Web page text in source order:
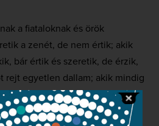
a fiataloknak és örök
a zenét, de nem értik; akik
bár értik és szeretik, de érzik,
rejt egyetlen dallam; akik mindig
hogy születik egy mozdulat a
minden kezük